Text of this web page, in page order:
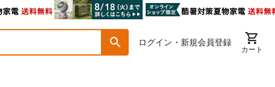
ログイン・新規会員登録
カート